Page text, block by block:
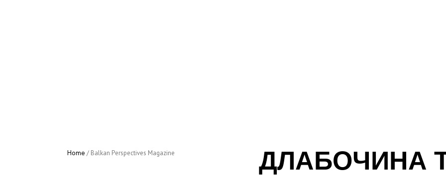
Home / ДЛАБОЧИНА